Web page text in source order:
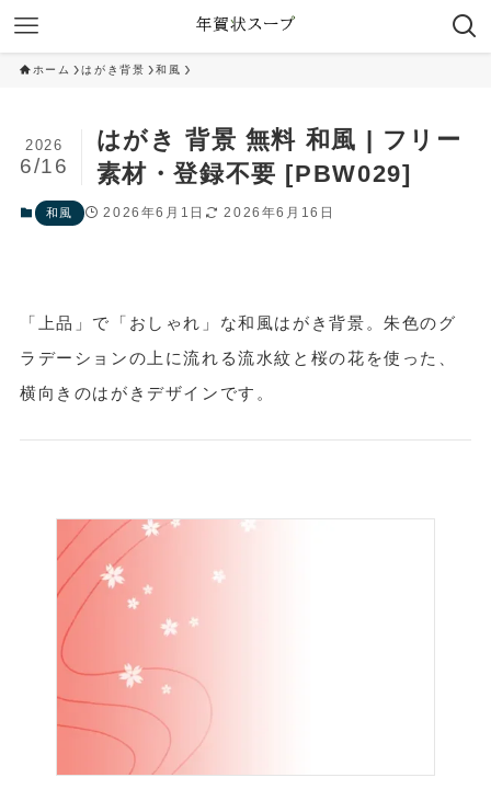
ホーム はがき背景 和風
はがき 背景 無料 和風 | フリー
素材・登録不要 [PBW029]
2026
6/16
和風 2026年6月1日 2026年6月16日
「上品」で「おしゃれ」な和風はがき背景。朱色のグ
ラデーションの上に流れる流水紋と桜の花を使った、
横向きのはがきデザインです。